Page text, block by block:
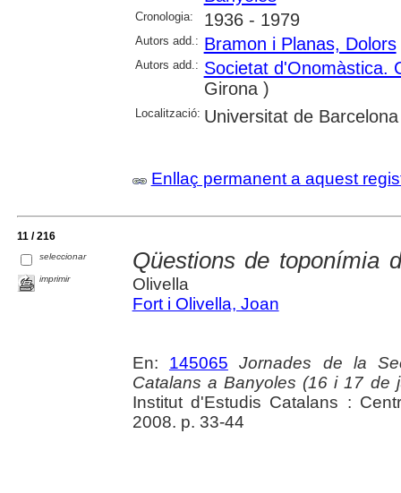
Cronologia: 1936 - 1979
Autors add.: Bramon i Planas, Dolors
Autors add.: Societat d'Onomàstica.
Girona )
Localització: Universitat de Barcelona
Enllaç permanent a aquest
11 / 216
seleccionar
imprimir
Qüestions de toponímia
Olivella
Fort i Olivella, Joan
En: 145065
Jornades de la
Catalans a Banyoles (16 i 17 de
Institut d'Estudis Catalans :
2008. p. 33-44